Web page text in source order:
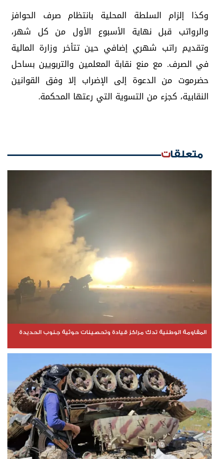
وكذا إلزام السلطة المحلية بانتظام صرف الحوافز
والرواتب قبل نهاية الأسبوع الأول من كل شهر،
وتقديم راتب شهري إضافي حين تتأخر وزارة المالية
في الصرف. مع منع نقابة المعلمين والتربويين بساحل
حضرموت من الدعوة إلى الإضراب إلا وفق القوانين
النقابية، كجزء من التسوية التي رعتها المحكمة.
متعلقات
المقاومة الوطنية تدك مراكز قيادة وتحصينات حوثية جنوب الحديدة